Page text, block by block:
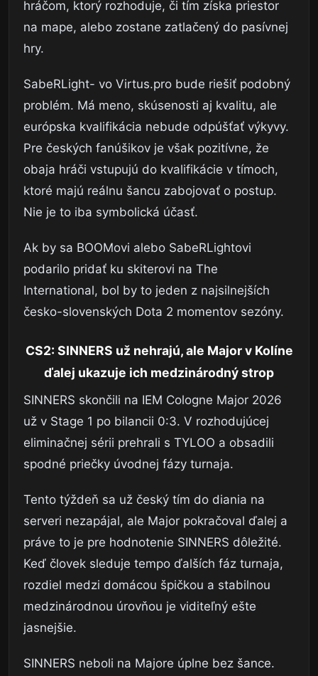
hráčom, ktorý rozhoduje, či tím získa priestor
na mape, alebo zostane zatlačený do pasívnej
hry.
SabeRLight- vo Virtus.pro bude riešiť podobný
problém. Má meno, skúsenosti aj kvalitu, ale
európska kvalifikácia nebude odpúšťať výkyvy.
Pre českých fanúšikov je však pozitívne, že
obaja hráči vstupujú do kvalifikácie v tímoch,
ktoré majú reálnu šancu zabojovať o postup.
Nie je to iba symbolická účasť.
Ak by sa BOOMovi alebo SabeRLightovi
podarilo pridať ku skiterovi na The
International, bol by to jeden z najsilnejších
česko-slovenských Dota 2 momentov sezóny.
CS2: SINNERS už nehrajú, ale Major v Kolíne
ďalej ukazuje ich medzinárodný strop
SINNERS skončili na IEM Cologne Major 2026
už v Stage 1 po bilancii 0:3. V rozhodujúcej
eliminačnej sérii prehrali s TYLOO a obsadili
spodné priečky úvodnej fázy turnaja.
Tento týždeň sa už český tím do diania na
serveri nezapájal, ale Major pokračoval ďalej a
práve to je pre hodnotenie SINNERS dôležité.
Keď človek sleduje tempo ďalších fáz turnaja,
rozdiel medzi domácou špičkou a stabilnou
medzinárodnou úrovňou je viditeľný ešte
jasnejšie.
SINNERS neboli na Majore úplne bez šance.